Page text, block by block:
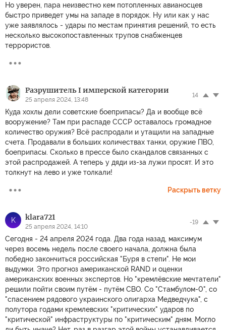
Но уверен, пара неизвестно кем потопленных авианосцев
быстро приведет умы на западе в порядок. Ну или как у нас
уже заявлялось - удары по местам принятия решений, то есть
несколько высокопоставленных трупов снабженцев
террористов.
Разрушитель I имперской категории
25 апреля 2024, 13:48
14
Куда хохлы дели советские боеприпасы? Да и вообще всё
вооружение? Там при распаде СССР оставалось громадное
количество оружия? Всё распродали и утащили на западные
счета. Продавали в больших количествах танки, оружие ПВО,
боеприпасы. Сколько в прессе было скандалов связанных с
этой распродажей. А теперь у дяди из-за лужи просят. И это
толкнут на лево и уже толкали!
Раскрыть ветку
K klara721
25 апреля 2024, 14:10
-19
Сегодня - 24 апреля 2024 года. Два года назад, максимум
через восемь недель после своего начала, должна была
победно закончиться российская "Буря в степи". Не мои
выдумки. Это прогноз американской RAND и оценки
американских военных экспертов. Но "кремлёвские мечтатели"
решили пойти своим путём - путём СВО. Со "Стамбулом-0", со
"спасением рядового украинского олигарха Медведчука", с
полутора годами кремлевских "критических" ударов по
"критической" инфраструктуры по "критическим" дням. Могло